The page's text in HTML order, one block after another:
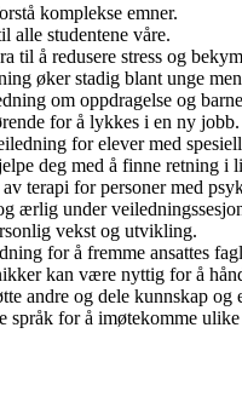
komplekse emner.
alle studentene våre.
til å redusere stress og
øker stadig blant unge
om oppdragelse og
for å lykkes i en ny jobb.
for elever med
deg med å finne retning i
terapi for personer med
ærlig under
vekst og utvikling.
for å fremme ansattes
kan være nyttig for å
andre og dele kunnskap og
for å imøtekomme ulike